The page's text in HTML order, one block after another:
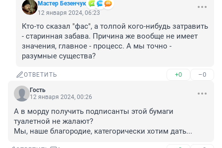
Мастер Безенчук
12 января 2024, 06:23
Кто-то сказал "фас", а толпой кого-нибудь затравить
- старинная забава. Причина же вообще не имеет
значения, главное - процесс. А мы точно -
разумные существа?
ОТВЕТИТЬ +0 –0
Гость
12 января 2024, 00:26
А в морду получить подписанты этой бумаги
туалетной не жалают?
Мы, наше благородие, категорически хотим дать...